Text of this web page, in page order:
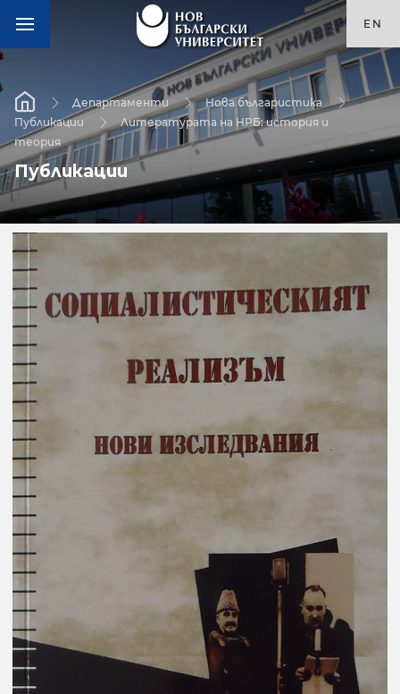
EN
Департаменти
Нова българистика
Публикации
Литературата на НРБ: история и
теория
Публикации